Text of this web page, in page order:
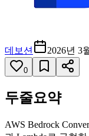
데보션 2026년 3
0
두줄요약
AWS Bedrock